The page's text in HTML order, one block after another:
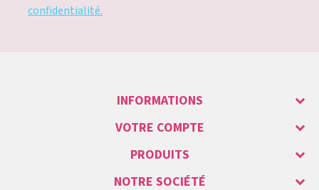
confidentialité.
INFORMATIONS
VOTRE COMPTE
PRODUITS
NOTRE SOCIÉTÉ